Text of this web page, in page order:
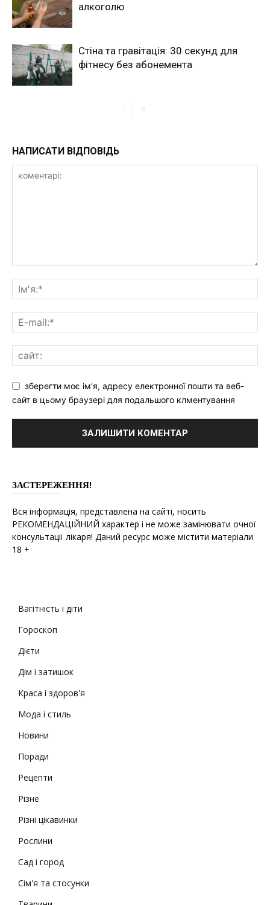
алкоголю
Стіна та гравітація: 30 секунд для
фітнесу без абонемента
НАПИСАТИ ВІДПОВІДЬ
зберегти моє ім'я, адресу електронної пошти та веб-
сайт в цьому браузері для подальшого клментування
ЗАСТЕРЕЖЕННЯ!
Вся інформація, представлена на сайті, носить
РЕКОМЕНДАЦІЙНИЙ характер і не може замінювати очної
консультації лікаря! Даний ресурс може містити матеріали
18 +
Вагітність і діти
Гороскоп
Дієти
Дім і затишок
Краса і здоров'я
Мода і стиль
Новини
Поради
Рецепти
Різне
Різні цікавинки
Рослини
Сад і город
Сім'я та стосунки